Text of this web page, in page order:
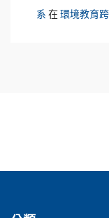
系 在環境教育